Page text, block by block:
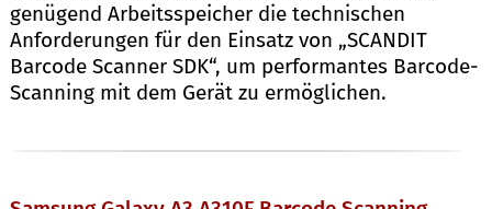
genügend Arbeitsspeicher die technischen
Anforderungen für den Einsatz von „SCANDIT
Barcode Scanner SDK“, um performantes Barcode-
Scanning mit dem Gerät zu ermöglichen.